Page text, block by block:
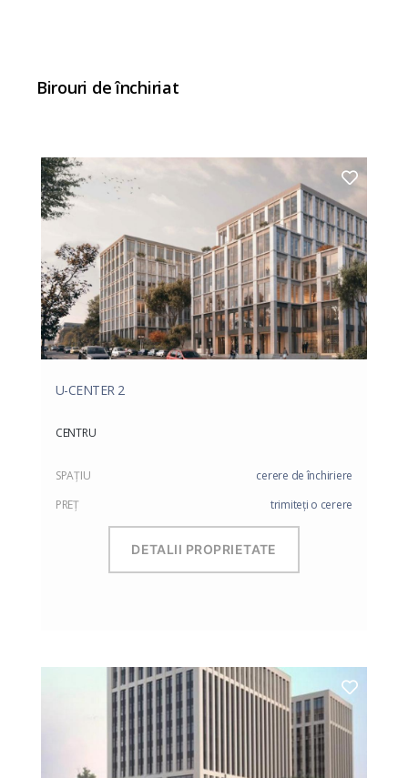
Birouri de închiriat
U-CENTER 2
CENTRU
SPAŢIU
cerere de închiriere
PREŢ
trimiteți o cerere
DETALII PROPRIETATE